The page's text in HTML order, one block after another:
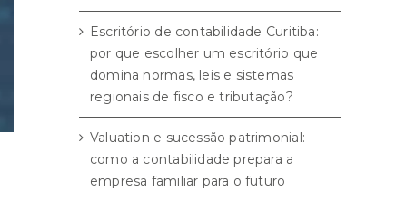
Escritório de contabilidade Curitiba:
por que escolher um escritório que
domina normas, leis e sistemas
regionais de fisco e tributação?
Valuation e sucessão patrimonial:
como a contabilidade prepara a
empresa familiar para o futuro